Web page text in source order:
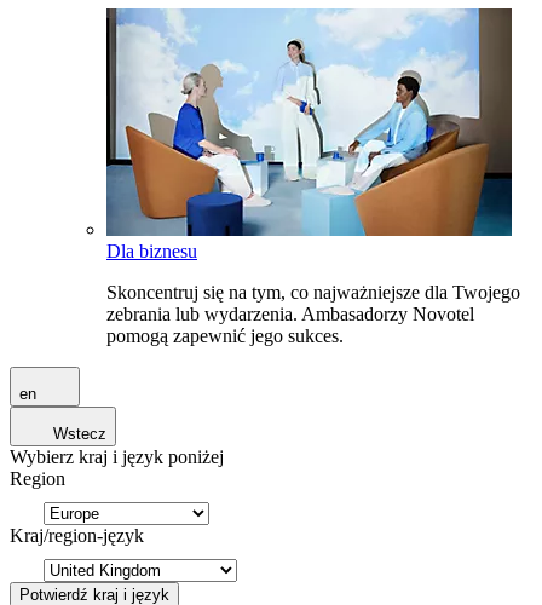
Dla biznesu
Skoncentruj się na tym, co najważniejsze dla Twojego
zebrania lub wydarzenia. Ambasadorzy Novotel
pomogą zapewnić jego sukces.
en
Wstecz
Wybierz kraj i język poniżej
Region
Kraj/region-język
Potwierdź kraj i język